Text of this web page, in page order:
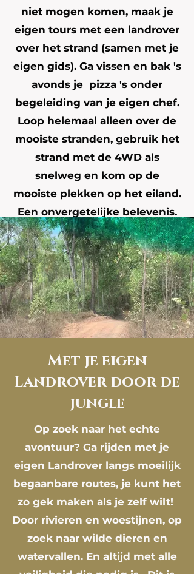
niet mogen komen, maak je
eigen tours met een landrover
over het strand (samen met je
eigen gids). Ga vissen en bak 's
avonds je pizza 's onder
begeleiding van je eigen chef.
Loop helemaal alleen over de
mooiste stranden, gebruik het
strand met de 4WD als
snelweg en kom op de
mooiste plekken op het eiland.
Een onvergetelijke belevenis.
Zoiets wil ik ook
Met je eigen
Landrover door de
jungle
Op zoek naar het echte
avontuur? Ga rijden met je
eigen Landrover langs moeilijk
begaanbare routes, je kunt het
zo gek maken als je zelf wilt!
Door rivieren en woestijnen, op
zoek naar wilde dieren en
watervallen. En altijd met alle